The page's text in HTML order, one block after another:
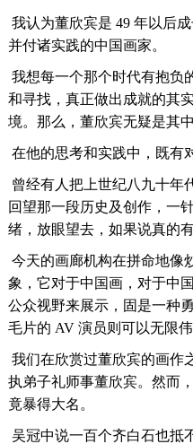
我认为董欣宾是 49 年以后
并付诸实践的中国画家。
我想每一个那个时代有抱负
和寻找，真正做出成就的其
境。那么，董欣宾无疑是其
在他的思考和实践中，既有
曾经有人把上世纪八九十年
回望那一段历史及创作，一
绪，放眼望去，如果说真的
今天的画廊机构在拼命地像
象，它对于中国画，对于中
公众视野来展示，固是一种
毛片的 AV 演员则可以无限
我们在欣赏过董欣宾的画作
执弟子礼师事董欣宾。然而
竟暴得大名。
吴冠中说一百个齐白石也抵